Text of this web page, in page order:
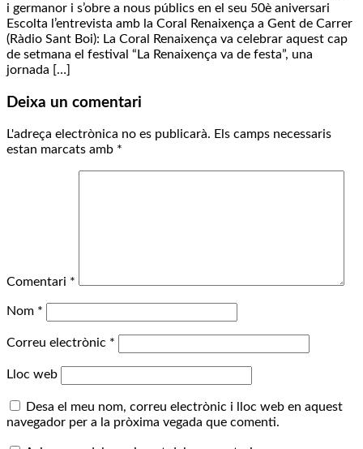
i germanor i s’obre a nous públics en el seu 50è aniversari
Escolta l’entrevista amb la Coral Renaixença a Gent de Carrer
(Ràdio Sant Boi): La Coral Renaixença va celebrar aquest cap
de setmana el festival “La Renaixença va de festa”, una
jornada […]
Deixa un comentari
L'adreça electrònica no es publicarà. Els camps necessaris
estan marcats amb *
Comentari *
Nom *
Correu electrònic *
Lloc web
Desa el meu nom, correu electrònic i lloc web en aquest
navegador per a la pròxima vegada que comenti.